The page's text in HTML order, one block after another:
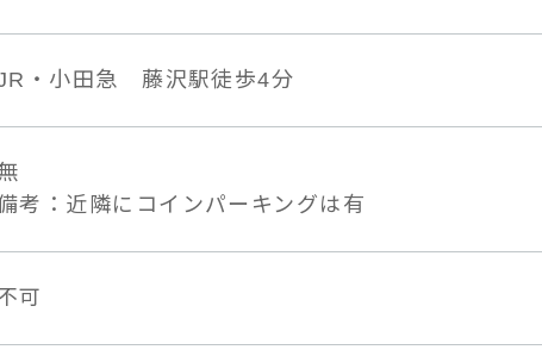
・小田急 藤沢駅徒歩4分
考：近隣にコインパーキングは有
可